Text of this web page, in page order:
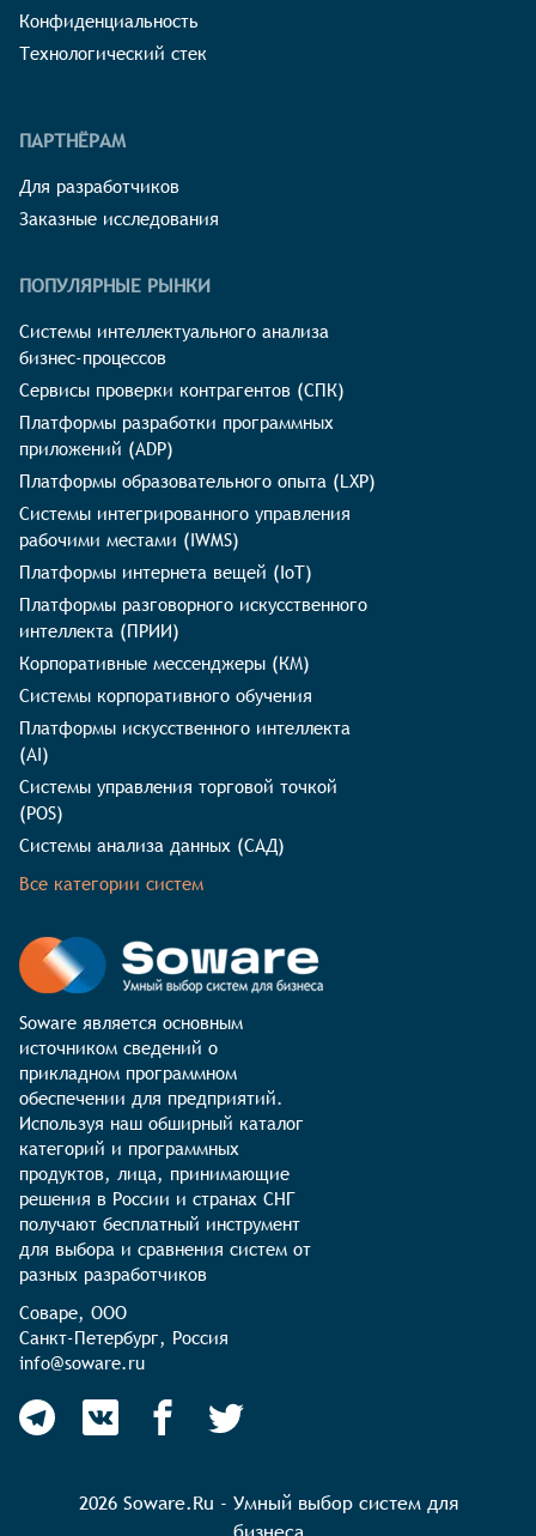
Конфиденциальность
Технологический стек
ПАРТНЁРАМ
Для разработчиков
Заказные исследования
ПОПУЛЯРНЫЕ РЫНКИ
Системы интеллектуального анализа
бизнес-процессов
Сервисы проверки контрагентов (СПК)
Платформы разработки программных
приложений (ADP)
Платформы образовательного опыта (LXP)
Системы интегрированного управления
рабочими местами (IWMS)
Платформы интернета вещей (IoT)
Платформы разговорного искусственного
интеллекта (ПРИИ)
Корпоративные мессенджеры (КМ)
Системы корпоративного обучения
Платформы искусственного интеллекта
(AI)
Системы управления торговой точкой
(POS)
Системы анализа данных (САД)
Все категории систем
Soware является основным
источником сведений о
прикладном программном
обеспечении для предприятий.
Используя наш обширный каталог
категорий и программных
продуктов, лица, принимающие
решения в России и странах СНГ
получают бесплатный инструмент
для выбора и сравнения систем от
разных разработчиков
Соваре, ООО
Санкт-Петербург, Россия
info@soware.ru
2026 Soware.Ru - Умный выбор систем для